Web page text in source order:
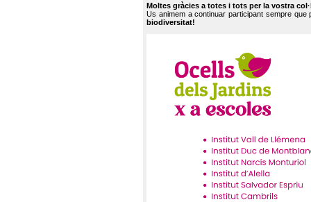
Moltes gràcies a totes i tots per la vostra
Us animem a continuar participant sempre que
biodiversitat!